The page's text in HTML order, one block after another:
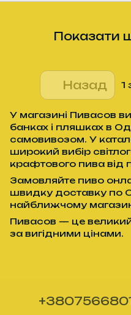
Показати
Назад 1
У магазині Пивасов
банках і пляшках в
самовивозом. У
широкий вибір
крафтового пива від
Замовляйте пиво
швидку доставку по
найближчому
Пивасов — це великий
за вигідними цінами.